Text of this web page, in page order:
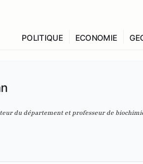
POLITIQUE ECONOMIE
du département et professeur de